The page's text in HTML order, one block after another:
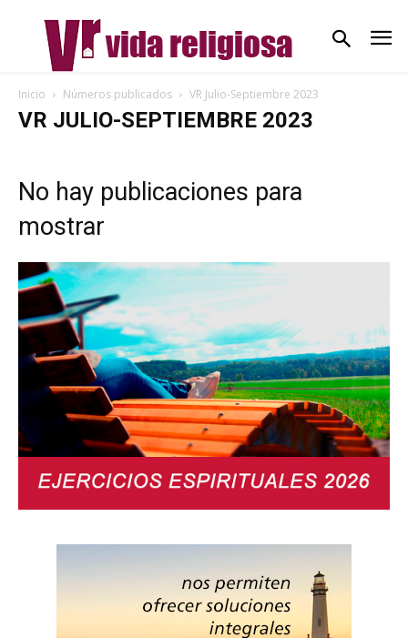
Inicio Números publicados VR Julio-Septiembre 2023
VR JULIO-SEPTIEMBRE 2023
No hay publicaciones para
mostrar